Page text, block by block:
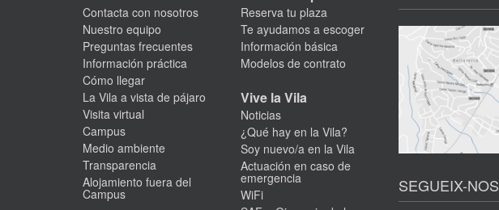
MÁS INFORMACIÓN
Contacta con nosotros
Nuestro equipo
Preguntas frecuentes
Información práctica
Cómo llegar
La Vila a vista de pájaro
Visita virtual
Campus
Medio ambiente
Transparencia
Alojamiento fuera del
Campus
Reserva tu plaza
Te ayudamos a escoger
Información básica
Modelos de contrato
Vive la Vila
Noticias
¿Qué hay en la Vila?
Soy nuevo/a en la Vila
Actuación en caso de
emergencia
WiFi
SEGUEIX-NOS